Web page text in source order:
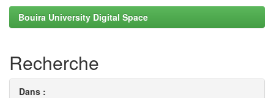
Bouira University Digital Space
Recherche
Dans :